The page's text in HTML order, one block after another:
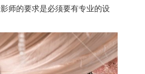
师的要求是必须要有专业的设